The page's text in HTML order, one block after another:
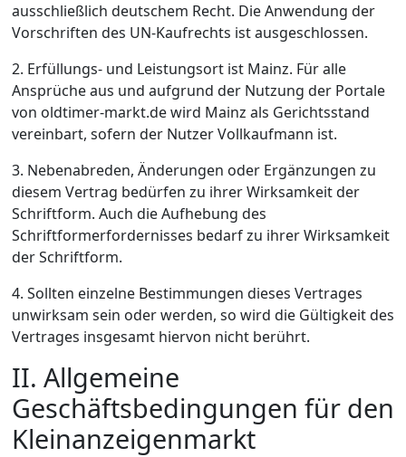
ausschließlich deutschem Recht. Die Anwendung der
Vorschriften des UN-Kaufrechts ist ausgeschlossen.
2. Erfüllungs- und Leistungsort ist Mainz. Für alle
Ansprüche aus und aufgrund der Nutzung der Portale
von oldtimer-markt.de wird Mainz als Gerichtsstand
vereinbart, sofern der Nutzer Vollkaufmann ist.
3. Nebenabreden, Änderungen oder Ergänzungen zu
diesem Vertrag bedürfen zu ihrer Wirksamkeit der
Schriftform. Auch die Aufhebung des
Schriftformerfordernisses bedarf zu ihrer Wirksamkeit
der Schriftform.
4. Sollten einzelne Bestimmungen dieses Vertrages
unwirksam sein oder werden, so wird die Gültigkeit des
Vertrages insgesamt hiervon nicht berührt.
II. Allgemeine
Geschäftsbedingungen für den
Kleinanzeigenmarkt